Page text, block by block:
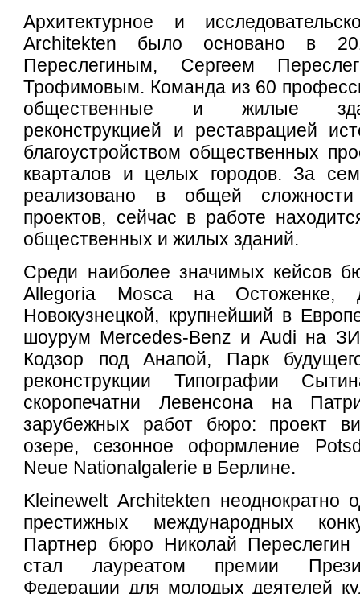
Архитектурное и
Аrchitekten было основано в
Переслегиным, Сергеем
Трофимовым. Команда из 60
общественные и жилые
реконструкцией и реставрацией
благоустройством общественных
кварталов и целых городов. За
реализовано в общей сложности
проектов, сейчас в работе
общественных и жилых зданий.
Среди наиболее значимых кейсов
Allegoria Mosca на Остоженке,
Новокузнецкой, крупнейший в
шоурум Mercedes-Benz и Audi на
Кодзор под Анапой, Парк
реконструкции Типографии
скоропечатни Левенсона на
зарубежных работ бюро: проект
озере, сезонное оформление
Neue Nationalgalerie в Берлине.
Kleinewelt Аrchitekten неоднократно
престижных международных
Партнер бюро Николай
стал лауреатом премии
Федерации для молодых деятелей